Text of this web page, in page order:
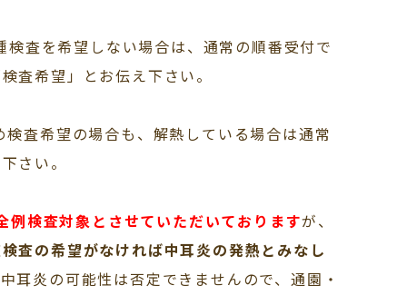
査を希望しない場合は、通常の順番受付で
査希望」とお伝え下さい。
査希望の場合も、解熱している場合は通常
さい。
検査対象とさせていただいておりますが、
査の希望がなければ中耳炎の発熱とみなし
耳炎の可能性は否定できませんので、通園・